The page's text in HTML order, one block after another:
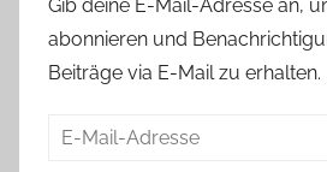
Gib deine E-Mail-Adresse an,
abonnieren und
Beiträge via E-Mail zu erhalten.
E-